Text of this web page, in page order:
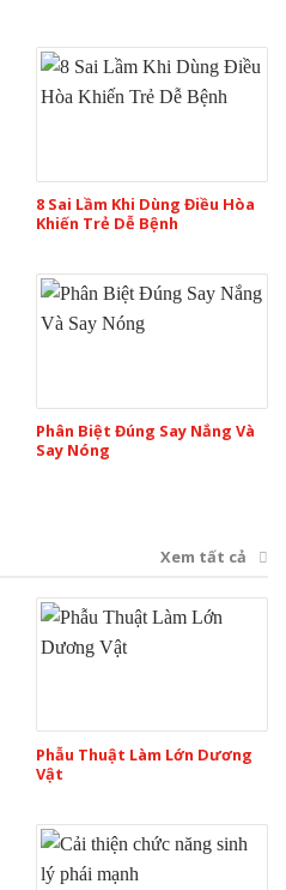
8 Sai Lầm Khi Dùng Điều Hòa
Khiến Trẻ Dễ Bệnh
Phân Biệt Đúng Say Nắng Và
Say Nóng
Xem tất cả
Phẫu Thuật Làm Lớn Dương
Vật